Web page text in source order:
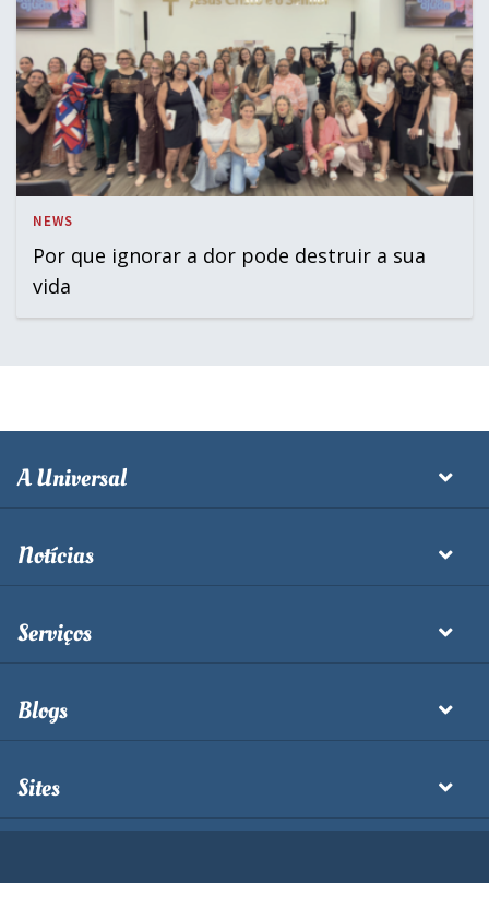
NEWS
Por que ignorar a dor pode destruir a sua
vida
A Universal
Notícias
Serviços
Blogs
Sites